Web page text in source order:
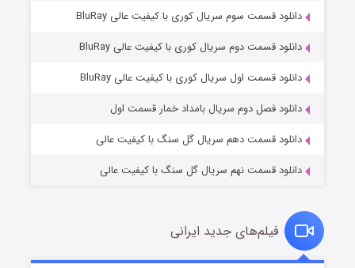
وستی ها
قسمت۱ (زیرنویس) منتشر شد
دانلود قسمت سوم سریال کوری با کیفیت عالی BluRay
دانلود قسمت دوم سریال کوری با کیفیت عالی BluRay
دانلود قسمت اول سریال کوری با کیفیت عالی BluRay
دانلود فصل دوم سریال بامداد خمار قسمت اول
دانلود قسمت دهم سریال گل سنگ با کیفیت عالی
دانلود قسمت نهم سریال گل سنگ با کیفیت عالی
فیلم‌های جدید ایرانی